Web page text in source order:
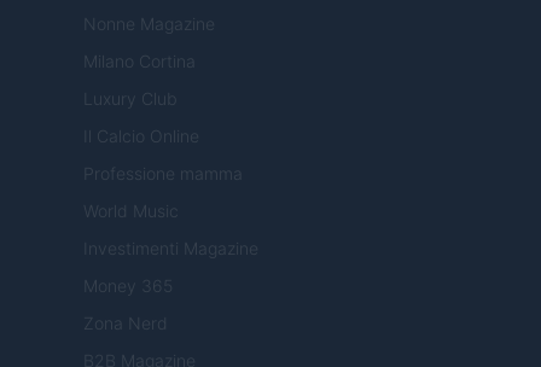
Nonne Magazine
Milano Cortina
Luxury Club
Il Calcio Online
Professione mamma
World Music
Investimenti Magazine
Money 365
Zona Nerd
B2B Magazine